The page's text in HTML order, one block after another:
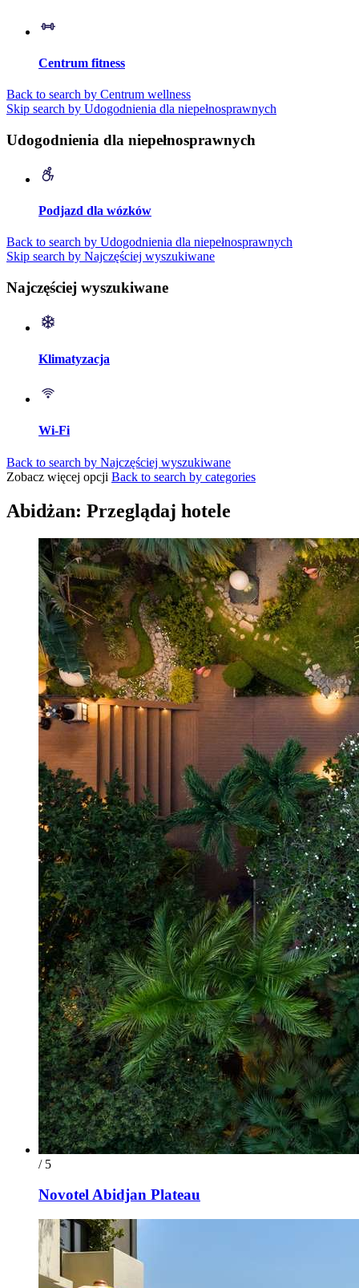
Centrum fitness
Back to search by Centrum wellness
Skip search by Udogodnienia dla niepełnosprawnych
Udogodnienia dla niepełnosprawnych
Podjazd dla wózków
Back to search by Udogodnienia dla niepełnosprawnych
Skip search by Najczęściej wyszukiwane
Najczęściej wyszukiwane
Klimatyzacja
Wi-Fi
Back to search by Najczęściej wyszukiwane
Zobacz więcej opcji Back to search by categories
Abidżan: Przeglądaj hotele
/ 5
Novotel Abidjan Plateau